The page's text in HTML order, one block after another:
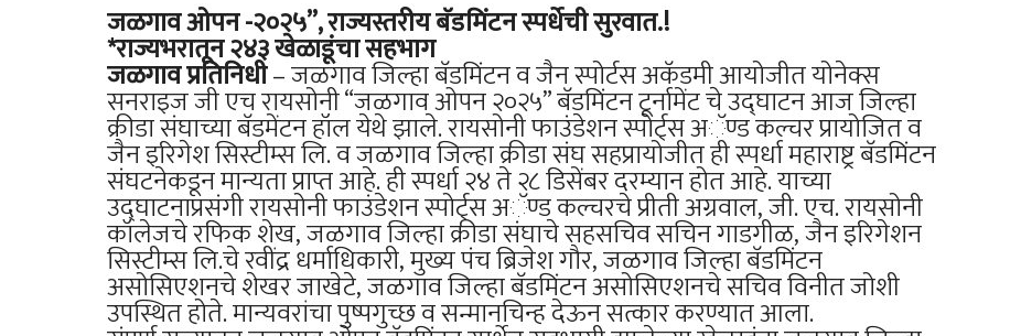
जळगाव ओपन -२०२५”, राज्यस्तरीय बॅडमिंटन स्पर्धेची सुरवात.!
*राज्यभरातून २४३ खेळाडूंचा सहभाग
जळगाव प्रतिनिधी– जळगाव जिल्हा बॅडमिंटन व जैन स्पोर्टस अकॅडमी आयोजीत योनेक्स
सनराइज जी एच रायसोनी “जळगाव ओपन २०२५” बॅडमिंटन टूर्नामेंट चे उद्घाटन आज जिल्हा
क्रीडा संघाच्या बॅडमेंटन हॉल येथे झाले. रायसोनी फाउंडेशन स्पोर्ट्स अॅण्ड कल्चर प्रायोजित व
जैन इरिगेश सिस्टीम्स लि. व जळगाव जिल्हा क्रीडा संघ सहप्रायोजीत ही स्पर्धा महाराष्ट्र बॅडमिंटन
संघटनेकडून मान्यता प्राप्त आहे. ही स्पर्धा २४ ते २८ डिसेंबर दरम्यान होत आहे. याच्या
उद्घाटनाप्रसंगी रायसोनी फाउंडेशन स्पोर्ट्स अॅण्ड कल्चरचे प्रीती अग्रवाल, जी. एच. रायसोनी
कॉलेजचे रफिक शेख, जळगाव जिल्हा क्रीडा संघाचे सहसचिव सचिन गाडगीळ, जैन इरिगेशन
सिस्टीम्स लि.चे रवींद्र धर्माधिकारी, मुख्य पंच ब्रिजेश गौर, जळगाव जिल्हा बॅडमिंटन
असोसिएशनचे शेखर जाखेटे, जळगाव जिल्हा बॅडमिंटन असोसिएशनचे सचिव विनीत जोशी
उपस्थित होते. मान्यवरांचा पुष्पगुच्छ व सन्मानचिन्ह देऊन सत्कार करण्यात आला.